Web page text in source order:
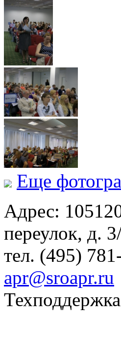
Еще
Адрес:
переулок, д.
тел. (495)
apr@sroapr.ru